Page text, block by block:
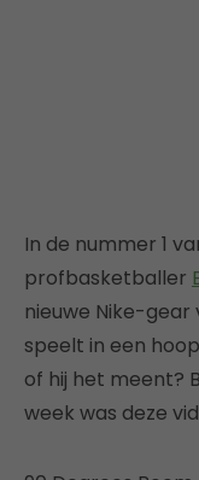
In de nummer 1
profbasketballer
nieuwe Nike-gear
speelt in een
of hij het meent?
week was deze